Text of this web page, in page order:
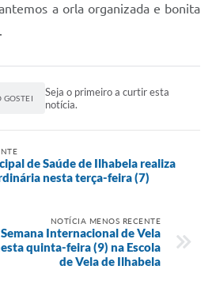
a orla organizada e bonita
GOSTEI
Seja o primeiro a curtir esta
notícia.
de Saúde de Ilhabela realiza
nesta terça-feira (7)
NOTÍCIA MENOS RECENTE
Internacional de Vela
quinta-feira (9) na Escola
de Vela de Ilhabela